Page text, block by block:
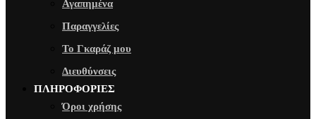
Αγαπημένα
Παραγγελίες
Το Γκαράζ μου
Διευθύνσεις
ΠΛΗΡΟΦΟΡΙΕΣ
Όροι χρήσης